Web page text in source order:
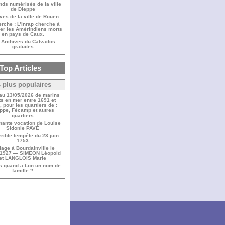
numérisés de la ville
de Dieppe
de la ville de Rouen
: L’Inrap cherche à
les Amérindiens morts
en pays de Caux.
du Calvados
gratuites
Articles
plus populaires
13/05/2026 de marins
en mer entre 1691 et
pour les quartiers de :
Fécamp et autres
quartiers
vocation de Louise
Sidonie PAVÉ
tempête du 23 juin
1753
à Bourdainville le
— SIMEON Léopold
LANGLOIS Marie
quand a t-on un nom de
famille ?